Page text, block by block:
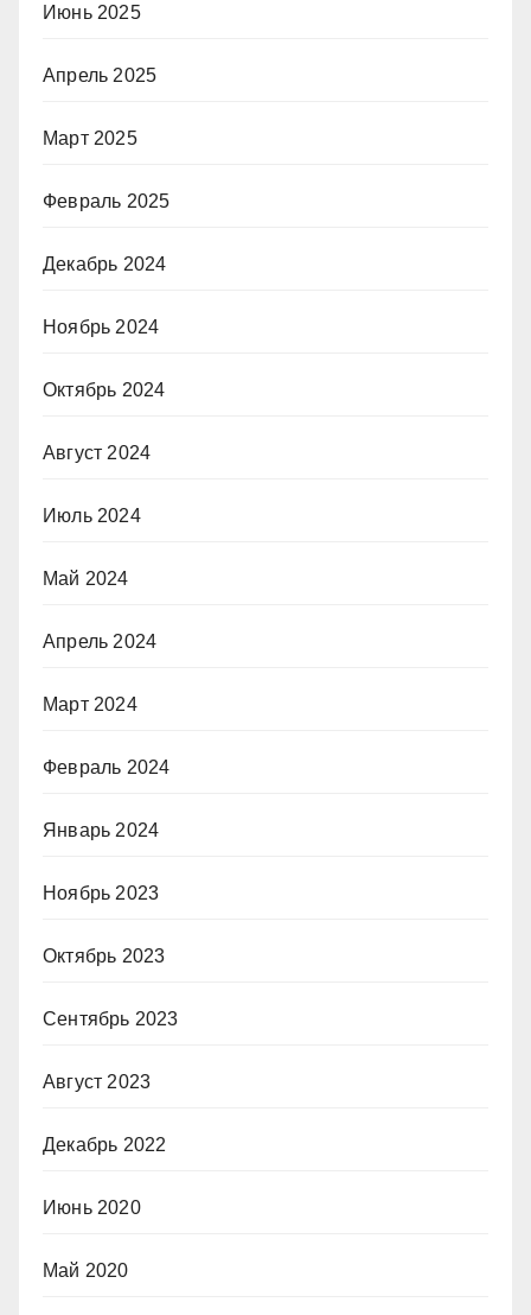
Июнь 2025
Апрель 2025
Март 2025
Февраль 2025
Декабрь 2024
Ноябрь 2024
Октябрь 2024
Август 2024
Июль 2024
Май 2024
Апрель 2024
Март 2024
Февраль 2024
Январь 2024
Ноябрь 2023
Октябрь 2023
Сентябрь 2023
Август 2023
Декабрь 2022
Июнь 2020
Май 2020